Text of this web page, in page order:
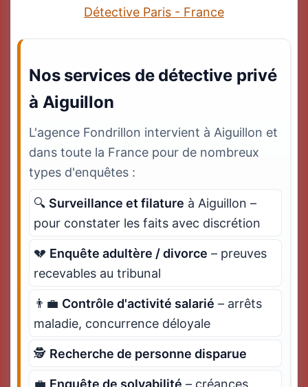
Détective Paris - France
Nos services de détective privé
à Aiguillon
L'agence Fondrillon intervient à Aiguillon et
dans toute la France pour de nombreux
types d'enquêtes :
🔍 Surveillance et filature à Aiguillon –
pour constater les faits avec discrétion
💔 Enquête adultère / divorce – preuves
recevables au tribunal
👨‍💼 Contrôle d'activité salarié – arrêts
maladie, concurrence déloyale
🕵️ Recherche de personne disparue
💼 Enquête de solvabilité – créances